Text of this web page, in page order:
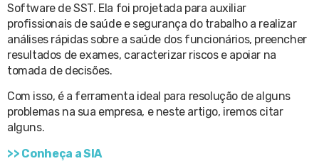
Software de SST. Ela foi projetada para auxiliar
profissionais de saúde e segurança do trabalho a realizar
análises rápidas sobre a saúde dos funcionários, preencher
resultados de exames, caracterizar riscos e apoiar na
tomada de decisões.
Com isso, é a ferramenta ideal para resolução de alguns
problemas na sua empresa, e neste artigo, iremos citar
alguns.
>> Conheça a SIA